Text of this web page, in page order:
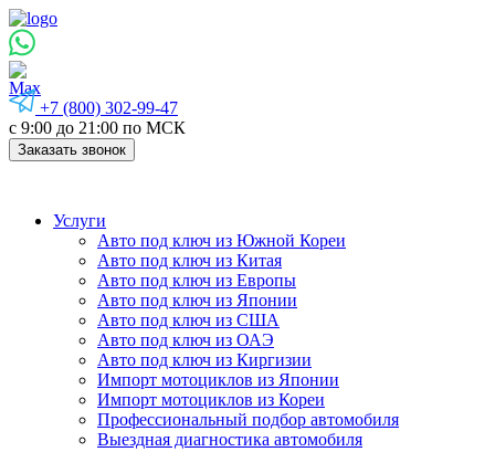
+7 (800) 302-99-47
с 9:00 до 21:00 по МСК
Заказать звонок
Услуги
Авто под ключ из Южной Кореи
Авто под ключ из Китая
Авто под ключ из Европы
Авто под ключ из Японии
Авто под ключ из США
Авто под ключ из ОАЭ
Авто под ключ из Киргизии
Импорт мотоциклов из Японии
Импорт мотоциклов из Кореи
Профессиональный подбор автомобиля
Выездная диагностика автомобиля